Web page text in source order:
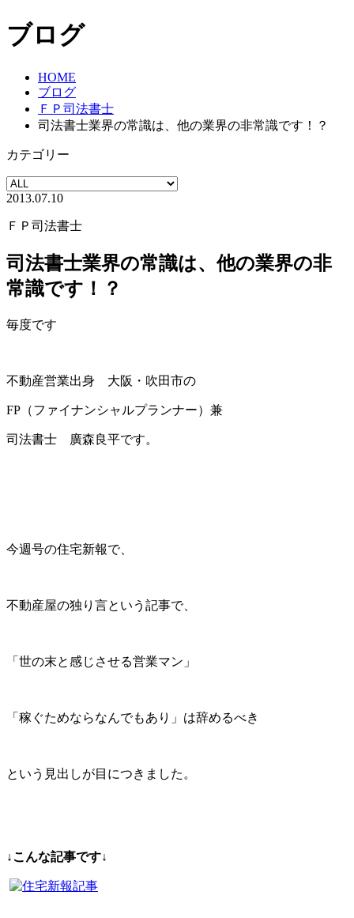
ブログ
HOME
ブログ
ＦＰ司法書士
司法書士業界の常識は、他の業界の非常識です！？
カテゴリー
2013.07.10
ＦＰ司法書士
司法書士業界の常識は、他の業界の非
常識です！？
毎度です
不動産営業出身 大阪・吹田市の
FP（ファイナンシャルプランナー）兼
司法書士 廣森良平です。
今週号の住宅新報で、
不動産屋の独り言という記事で、
「世の末と感じさせる営業マン」
「稼ぐためならなんでもあり」は辞めるべき
という見出しが目につきました。
↓こんな記事です↓